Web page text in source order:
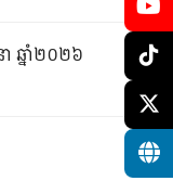
ឆ្នាំ២០២៦